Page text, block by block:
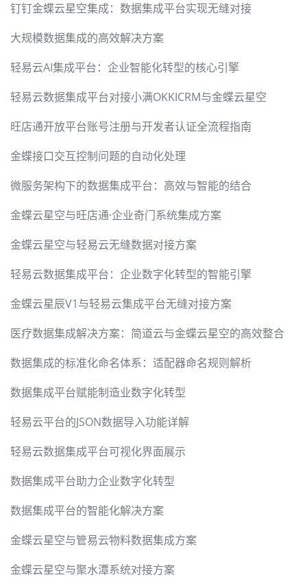
钉钉金蝶云星空集成：数据集成平台实现无缝对接
大规模数据集成的高效解决方案
轻易云AI集成平台：企业智能化转型的核心引擎
轻易云数据集成平台对接小满OKKICRM与金蝶云星空
旺店通开放平台账号注册与开发者认证全流程指南
金蝶接口交互控制问题的自动化处理
微服务架构下的数据集成平台：高效与智能的结合
金蝶云星空与旺店通·企业奇门系统集成方案
金蝶云星空与轻易云无缝数据对接方案
轻易云数据集成平台：企业数字化转型的智能引擎
金蝶云星辰V1与轻易云集成平台无缝对接方案
医疗数据集成解决方案：简道云与金蝶云星空的高效整合
数据集成的标准化命名体系：适配器命名规则解析
数据集成平台赋能制造业数字化转型
轻易云平台的JSON数据导入功能详解
轻易云数据集成平台可视化界面展示
数据集成平台助力企业数字化转型
数据集成平台的智能化解决方案
金蝶云星空与管易云物料数据集成方案
金蝶云星空与聚水潭系统对接方案